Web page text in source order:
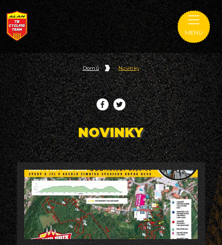
MENU
Domů Novinky
NOVINKY